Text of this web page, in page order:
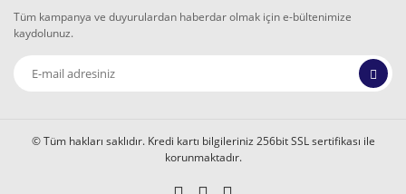
Tüm kampanya ve duyurulardan haberdar olmak için e-bültenimize
kaydolunuz.
© Tüm hakları saklıdır. Kredi kartı bilgileriniz 256bit SSL sertifikası ile
korunmaktadır.